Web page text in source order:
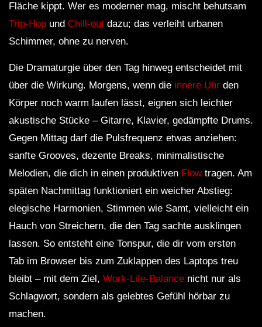
Fläche kippt. Wer es moderner mag, mischt behutsam
Trip-Hop und Chill-out dazu; das verleiht urbanen
Schimmer, ohne zu nerven.
Die Dramaturgie über den Tag hinweg entscheidet mit
über die Wirkung. Morgens, wenn die innere Uhr den
Körper noch warm laufen lässt, eignen sich leichter
akustische Stücke – Gitarre, Klavier, gedämpfte Drums.
Gegen Mittag darf die Pulsfrequenz etwas anziehen:
sanfte Grooves, dezente Breaks, minimalistische
Melodien, die dich in einen produktiven Flowtragen. Am
späten Nachmittag funktioniert ein weicher Abstieg:
elegische Harmonien, Stimmen wie Samt, vielleicht ein
Hauch von Streichern, die den Tag sachte ausklingen
lassen. So entsteht eine Tonspur, die dir vom ersten
Tab im Browser bis zum Zuklappen des Laptops treu
bleibt – mit dem Ziel, Work-Life-Balance nicht nur als
Schlagwort, sondern als gelebtes Gefühl hörbar zu
machen.